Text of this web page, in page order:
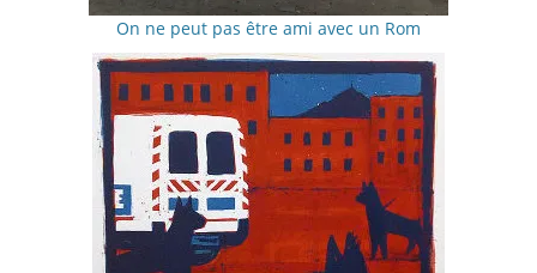
On ne peut pas être ami avec un Rom